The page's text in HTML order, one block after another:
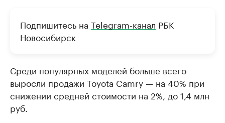
Подпишитесь на Telegram-канал РБК
Новосибирск
Среди популярных моделей больше всего
выросли продажи Toyota Camry — на 40% при
снижении средней стоимости на 2%, до 1,4 млн
руб.